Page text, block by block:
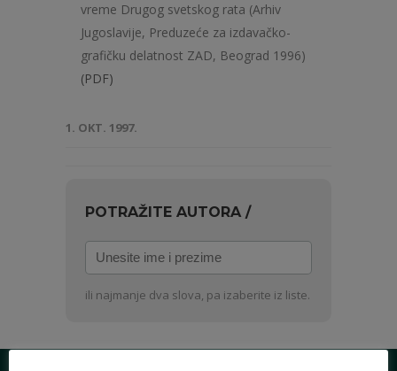
vreme Drugog svetskog rata (Arhiv
Jugoslavije, Preduzeće za izdavačko-
grafičku delatnost ZAD, Beograd 1996)
(PDF)
1. OKT. 1997.
POTRAŽITE AUTORA /
Unesite
ime
iili najmanje dva slova, pa izaberite iz liste.